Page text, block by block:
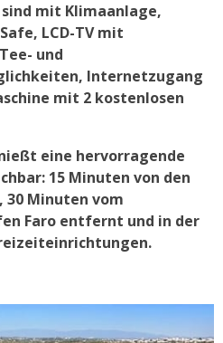
mit Klimaanlage,
LCD-TV mit
und
Internetzugang
mit 2 kostenlosen
eine hervorragende
15 Minuten von den
30 Minuten vom
Faro entfernt und in der